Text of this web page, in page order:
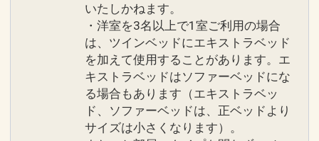
一部のレストランではドレスコードがご
ざいます。 ※詳細は現地にお問い合わせ
ください。
●「蜃気楼」短パン（膝上）、ビーチサ
ンダルなどでのご来店はご遠慮くださ
※旅行代金に含まれます。
ホテルシギラミラージュ ホテルからのお
もてなし２
●ご到着、ご出発時の駐車場バレーサー
●ご到着時にウェルカムドリンク、おし
いたしかねます。
・洋室を3名以上で1室ご利用の場合
は、ツインベッドにエキストラベッド
を加えて使用することがあります。エ
キストラベッドはソファーベッドにな
る場合もあります（エキストラベッ
ド、ソファーベッドは、正ベッドより
サイズは小さくなります）。